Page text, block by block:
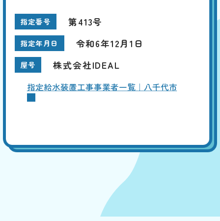
指定番号 第413号
指定年月日 令和6年12月1日
屋号 株式会社IDEAL
指定給水装置工事事業者一覧｜八千代市